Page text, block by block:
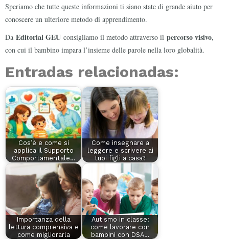
Speriamo che tutte queste informazioni ti siano state di grande aiuto per
conoscere un ulteriore metodo di apprendimento.
Da Editorial GEU consigliamo il metodo attraverso il percorso visivo,
con cui il bambino impara l’insieme delle parole nella loro globalità.
Entradas relacionadas:
Cos’è e come si
applica il Supporto
Comportamentale…
Come insegnare a
leggere e scrivere ai
tuoi figli a casa?
Importanza della
lettura comprensiva e
come migliorarla
Autismo in classe:
come lavorare con
bambini con DSA…